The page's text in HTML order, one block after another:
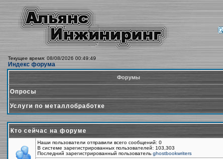
Текущее время: 08/08/2026 00:49:49
Индекс форума
Форумы
Опросы
Услуги по металлобработке
Кто сейчас на форуме
Наши пользователи отправили всего сообщений: 0
В системе зарегистрированных пользователей: 103,303
Последний зарегистрированный пользователь ghostbookwriters